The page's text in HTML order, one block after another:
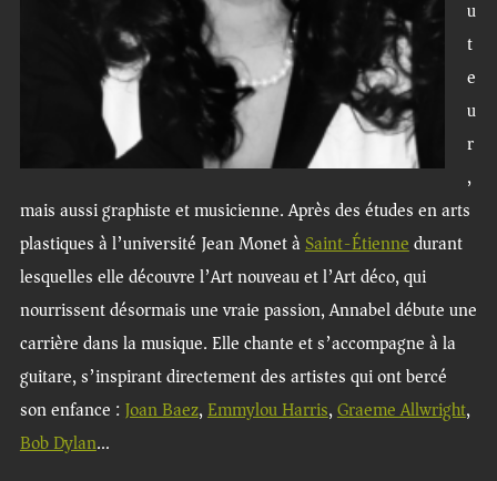
u
t
e
u
r
,
mais aussi graphiste et musicienne. Après des études en arts
plastiques à l’université Jean Monet àSaint-Étiennedurant
lesquelles elle découvre l’Art nouveau et l’Art déco, qui
nourrissent désormais une vraie passion, Annabel débute une
carrière dans la musique. Elle chante et s’accompagne à la
guitare, s’inspirant directement des artistes qui ont bercé
son enfance : Joan Baez,Emmylou Harris,Graeme Allwright,
Bob Dylan…